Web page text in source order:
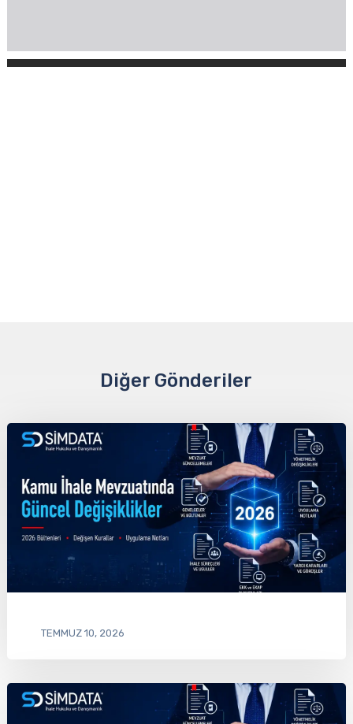
Diğer Gönderiler
TEMMUZ 10, 2026